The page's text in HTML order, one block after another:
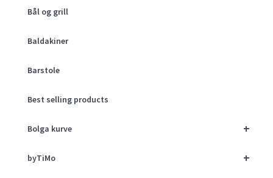
Bål og grill
Baldakiner
Barstole
Best selling products
+
Bolga kurve
+
byTiMo